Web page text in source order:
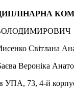
Світлана
Вероніка
УПА, 73, 4-й